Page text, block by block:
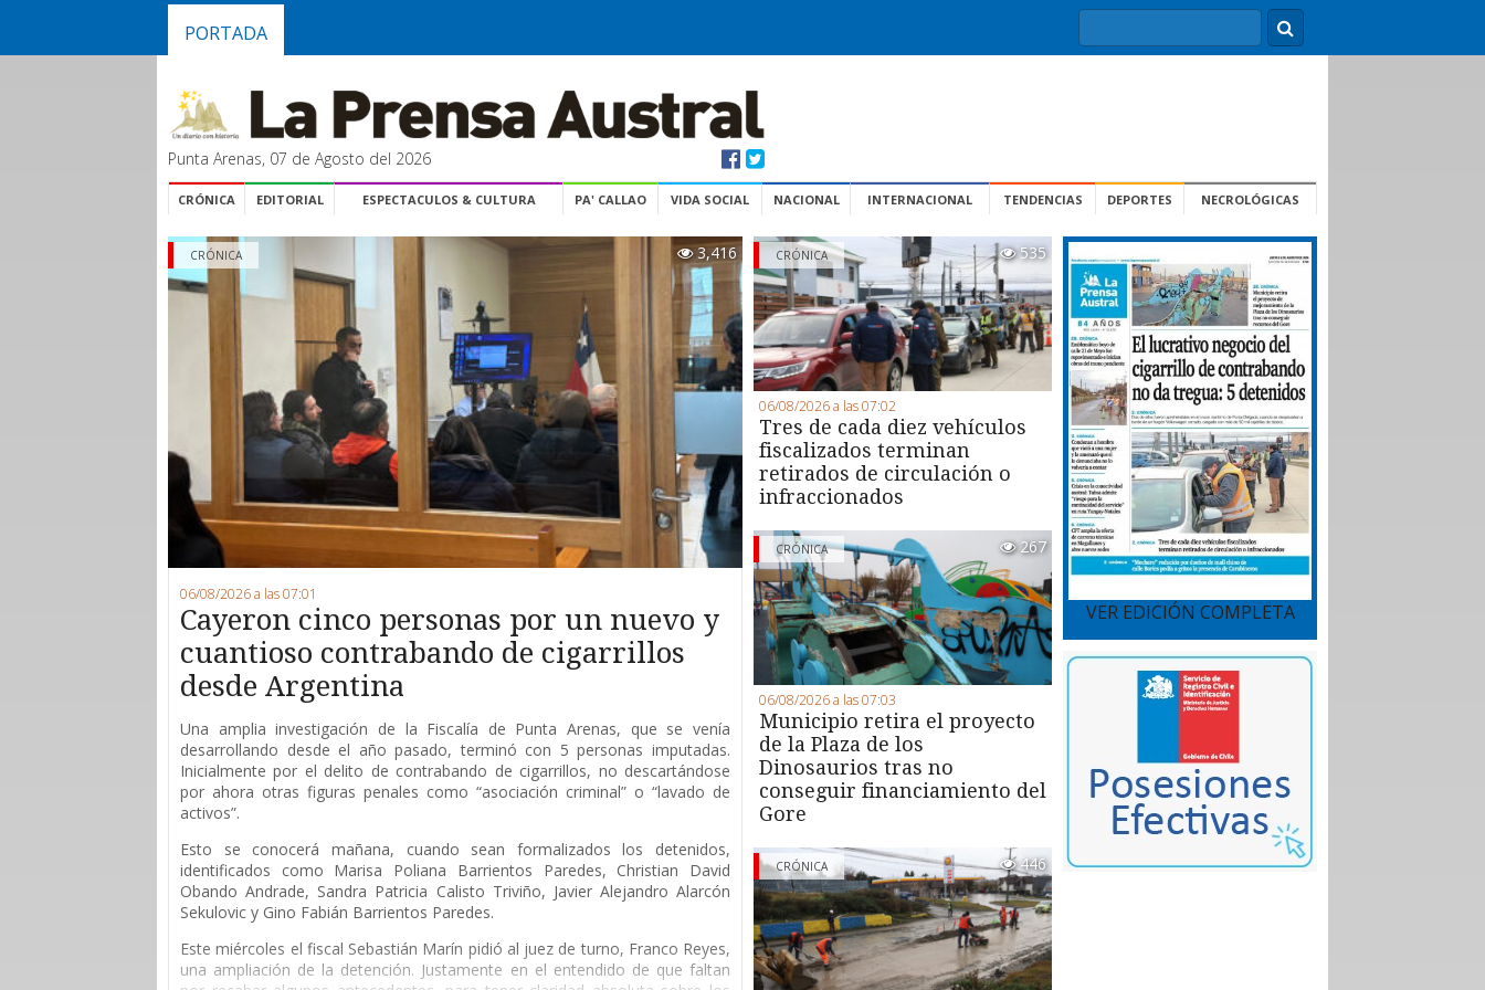
PORTADA
Punta Arenas, 07 de Agosto del 2026
CRÓNICA EDITORIAL ESPECTACULOS & CULTURA PA' CALLAO VIDA SOCIAL NACIONAL INTERNACIONAL TENDENCIAS DEPORTES NECROLÓGICAS
3,416
CRÓNICA
06/08/2026 a las 07:01
Cayeron cinco personas por un nuevo y
cuantioso contrabando de cigarrillos
desde Argentina
Una amplia investigación de la Fiscalía de Punta Arenas, que se venía
desarrollando desde el año pasado, terminó con 5 personas imputadas.
Inicialmente por el delito de contrabando de cigarrillos, no descartándose
por ahora otras figuras penales como “asociación criminal” o “lavado de
activos”.
Esto se conocerá mañana, cuando sean formalizados los detenidos,
identificados como Marisa Poliana Barrientos Paredes, Christian David
Obando Andrade, Sandra Patricia Calisto Triviño, Javier Alejandro Alarcón
Sekulovic y Gino Fabián Barrientos Paredes.
Este miércoles el fiscal Sebastián Marín pidió al juez de turno, Franco Reyes,
una ampliación de la detención. Justamente en el entendido de que faltan
CRÓNICA 535
06/08/2026 a las 07:02
Tres de cada diez vehículos
fiscalizados terminan
retirados de circulación o
infraccionados
CRÓNICA 267
06/08/2026 a las 07:03
Municipio retira el proyecto
de la Plaza de los
Dinosaurios tras no
conseguir financiamiento del
Gore
CRÓNICA 446
VER EDICIÓN COMPLETA